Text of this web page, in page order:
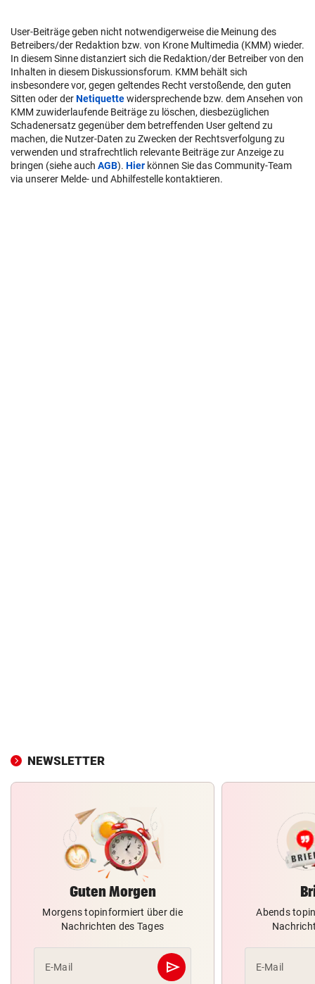
User-Beiträge geben nicht notwendigerweise die Meinung des
Betreibers/der Redaktion bzw. von Krone Multimedia (KMM) wieder.
In diesem Sinne distanziert sich die Redaktion/der Betreiber von den
Inhalten in diesem Diskussionsforum. KMM behält sich
insbesondere vor, gegen geltendes Recht verstoßende, den guten
Sitten oder derNetiquettewidersprechende bzw. dem Ansehen von
KMM zuwiderlaufende Beiträge zu löschen, diesbezüglichen
Schadenersatz gegenüber dem betreffenden User geltend zu
machen, die Nutzer-Daten zu Zwecken der Rechtsverfolgung zu
verwenden und strafrechtlich relevante Beiträge zur Anzeige zu
bringen (siehe auch AGB). Hier können Sie das Community-Team
via unserer Melde- und Abhilfestelle kontaktieren.
NEWSLETTER
Guten Morgen
Morgens topinformiert über die
Nachrichten des Tages
E-Mail send
Abschicken
Abends
E-Mail